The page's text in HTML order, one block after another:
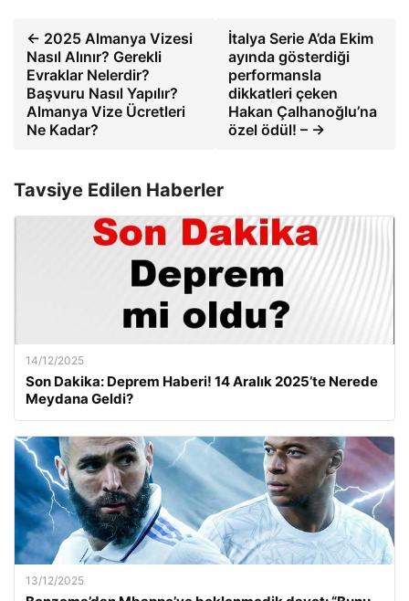
← 2025 Almanya Vizesi
Nasıl Alınır? Gerekli
Evraklar Nelerdir?
Başvuru Nasıl Yapılır?
Almanya Vize Ücretleri
Ne Kadar?
İtalya Serie A’da Ekim
ayında gösterdiği
performansla
dikkatleri çeken
Hakan Çalhanoğlu’na
özel ödül! – →
Tavsiye Edilen Haberler
14/12/2025
Son Dakika: Deprem Haberi! 14 Aralık 2025’te Nerede
Meydana Geldi?
13/12/2025